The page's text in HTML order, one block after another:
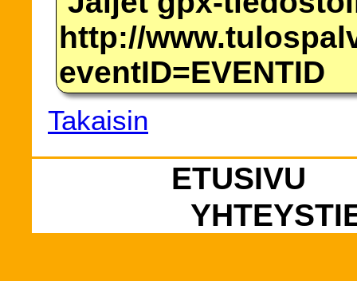
http://
eventID=EVENTID
Takaisin
ETUSIVU